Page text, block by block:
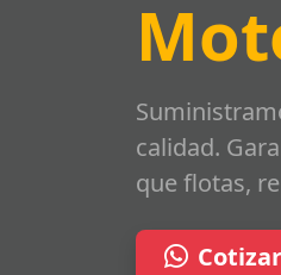
calidad.
que flotas,